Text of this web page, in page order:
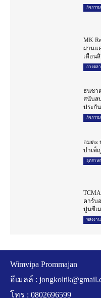
กิจกรร
MK
ผ่านแ
เดือน
การตล
ธนชา
สนับส
ประกั
กิจกรร
อมตะ
บำเพ็
อุตสาห
คาร์บ
ปูนซีเ
พลังงาน
Wimvipa Prommajan
อีเมลล์ :
โทร : 0802696599